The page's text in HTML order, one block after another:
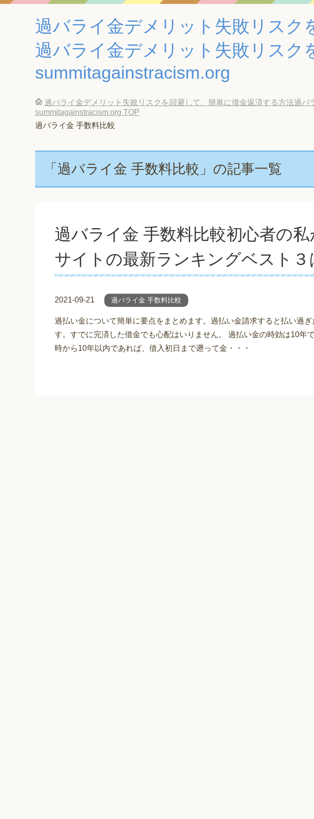
過バライ金デメリット失敗リスク
過バライ金デメリット失敗リスク
summitagainstracism.org
過バライ金デメリット失敗リスクを回避して、簡単に借金返済する方法過
summitagainstracism.org TOP
過バライ金 手数料比較
「過バライ金 手数料比較」の記事一覧
過バライ金 手数料比較初心者の私
サイトの最新ランキングベスト３
2021-09-21 過バライ金 手数料比較
過払い金について簡単に要点をまとめます。過払い金請求すると払い過ぎ
す。すでに完済した借金でも心配はいりません。 過払い金の時効は10年
時から10年以内であれば、借入初日まで遡って金・・・